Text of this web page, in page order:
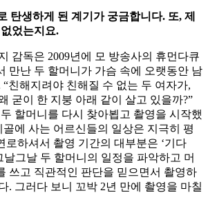
탄생하게 된 계기가 궁금합니다. 또, 제
었는지요.
감독은 2009년에 모 방송사의 휴먼다큐
만난 두 할머니가 가슴 속에 오랫동안 남
친해지려야 친해질 수 없는 두 여자가,
굳이 한 지붕 아래 같이 살고 있을까?”
할머니를 다시 찾아뵙고 촬영을 시작했
에 사는 어르신들의 일상은 지극히 평
로하셔서 촬영 기간의 대부분은 ‘기다
날그날 두 할머니의 일정을 파악하고 머
쓰고 직관적인 판단을 믿으면서 촬영하
. 그러다 보니 꼬박 2년 만에 촬영을 마칠